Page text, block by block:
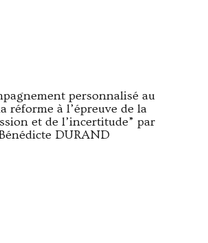
personnalisé au
réforme à l’épreuve de la
et de l’incertitude” par
DURAND